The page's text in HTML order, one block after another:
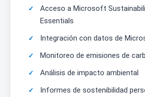
Acceso a Microsoft
Essentials
Integración con datos de
Monitoreo de emisiones de
Análisis de impacto ambiental
Informes de sostenibilidad